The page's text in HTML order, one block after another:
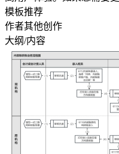
模板推荐
作者其他创作
大纲/内容